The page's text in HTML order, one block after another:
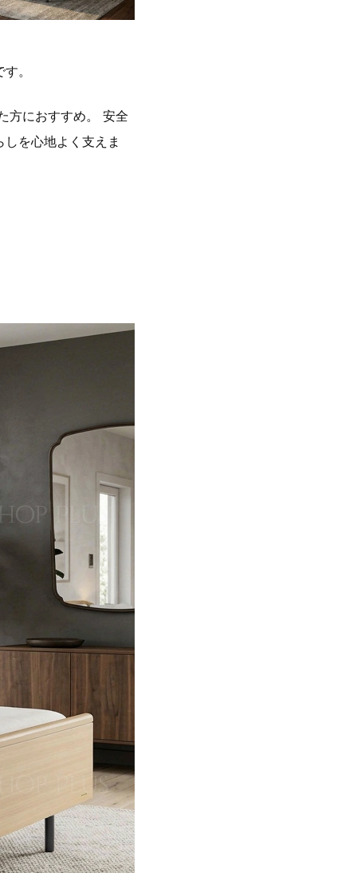
。
方におすすめ。 安全
を心地よく支えま